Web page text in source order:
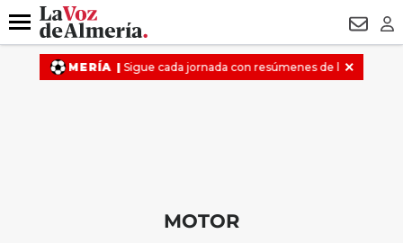
DESTACADO
Menú
MOTOR